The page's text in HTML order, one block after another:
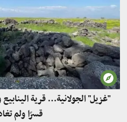
"غزيل" الجولانية... قرية الينابيع
قسرًا ولم